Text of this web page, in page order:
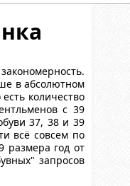
в абсолютном
количество
с 39
37, 38 и 39
всё совсем по
размера год от
запросов